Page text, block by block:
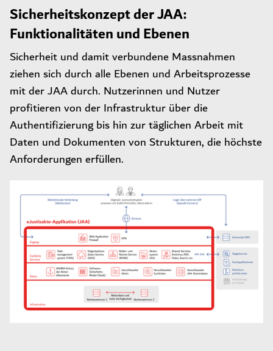
Sicherheitskonzept der JAA:
Funktionalitäten und Ebenen
Sicherheit und damit verbundene Massnahmen
ziehen sich durch alle Ebenen und Arbeitsprozesse
mit der JAA durch. Nutzerinnen und Nutzer
profitieren von der Infrastruktur über die
Authentifizierung bis hin zur täglichen Arbeit mit
Daten und Dokumenten von Strukturen, die höchste
Anforderungen erfüllen.